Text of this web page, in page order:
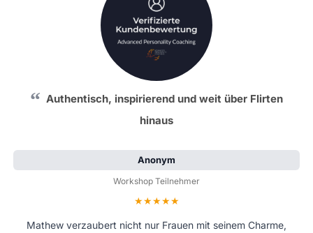
Authentisch, inspirierend und weit über Flirten
hinaus
Anonym
Workshop Teilnehmer
Bewertung: 5 von 5 Sternen
Mathew verzaubert nicht nur Frauen mit seinem Charme,